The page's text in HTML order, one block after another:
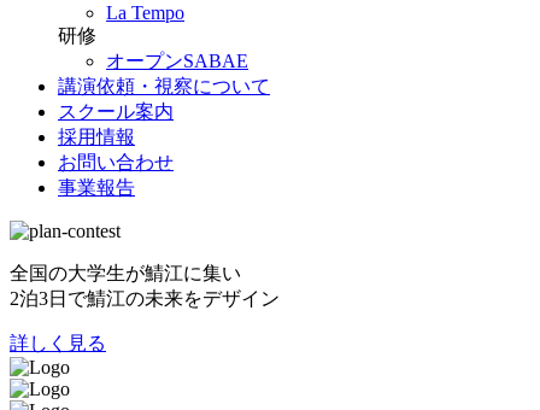
La Tempo
研修
オープンSABAE
講演依頼・視察について
スクール案内
採用情報
お問い合わせ
事業報告
全国の大学生が鯖江に集い
2泊3日で鯖江の未来をデザイン
詳しく見る